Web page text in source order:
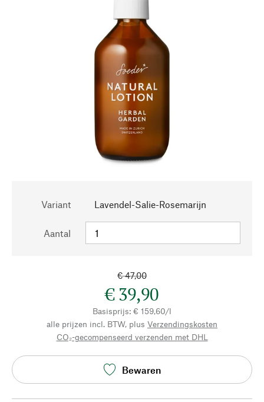
Variant Lavendel-Salie-Rosemarijn
Aantal
€ 47,00
€ 39,90
Basisprijs: € 159,60/l
alle prijzen incl. BTW, plus Verzendingskosten
CO₂-gecompenseerd verzenden met DHL
Bewaren